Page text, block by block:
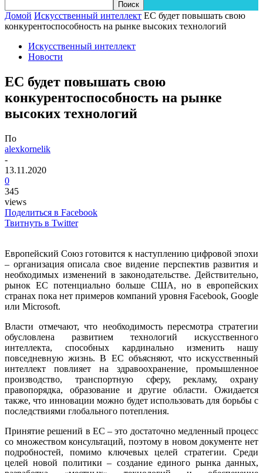
Домой Искусственный интеллект ЕС будет повышать свою
конкурентоспособность на рынке высоких технологий
Искусственный интеллект
Новости
ЕС будет повышать свою
конкурентоспособность на рынке
высоких технологий
По
alexkornelik
-
13.11.2020
0
345
views
Поделиться в Facebook
Твитнуть в Twitter
Европейский Союз готовится к наступлению цифровой эпохи
– организация описала свое видение перспектив развития и
необходимых изменений в законодательстве. Действительно,
рынок ЕС потенциально больше США, но в европейских
странах пока нет примеров компаний уровня Facebook, Google
или Microsoft.
Власти отмечают, что необходимость пересмотра стратегии
обусловлена развитием технологий искусственного
интеллекта, способных кардинально изменить нашу
повседневную жизнь. В ЕС объясняют, что искусственный
интеллект повлияет на здравоохранение, промышленное
производство, транспортную сферу, рекламу, охрану
правопорядка, образование и другие области. Ожидается
также, что инновации можно будет использовать для борьбы с
последствиями глобального потепления.
Принятие решений в ЕС – это достаточно медленный процесс
со множеством консультаций, поэтому в новом документе нет
подробностей, помимо ключевых целей стратегии. Среди
целей новой политики – создание единого рынка данных,